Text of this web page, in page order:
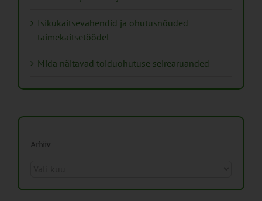
Isikukaitsevahendid ja ohutusnõuded
taimekaitsetöödel
Mida näitavad toiduohutuse seirearuanded
Arhiiv